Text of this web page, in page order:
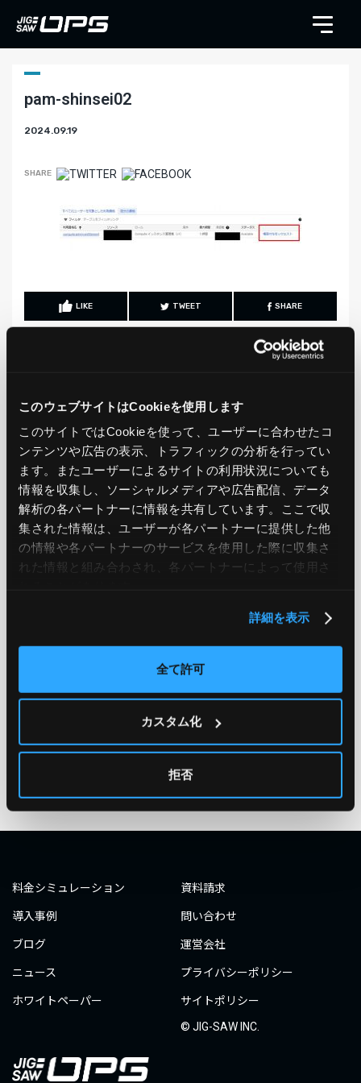
このウェブサイトはCookieを使用します
このサイトではCookieを使って、ユーザーに合わせたコ
ンテンツや広告の表示、トラフィックの分析を行ってい
ます。またユーザーによるサイトの利用状況についても
情報を収集し、ソーシャルメディアや広告配信、データ
解析の各パートナーに情報を共有しています。ここで収
集された情報は、ユーザーが各パートナーに提供した他
の情報や各パートナーのサービスを使用した際に収集さ
れた情報と組み合わされ、各パートナーによって使用さ
詳細を表示
全て許可
カスタム化
拒否
pam-shinsei02
2024.09.19
SHARE
LIKE TWEET SHARE
BACK TO LIST
CATEGORY
AWS GCP Azure ON PREMISE
#AWS re:Invent 2019
#○○してみた
#自動化 #エンジニア
#エンジニア
#ダミー
料金シミュレーション
導入事例
ブログ
ニュース
ホワイトペーパー
資料請求
問い合わせ
運営会社
プライバシーポリシー
サイトポリシー
© JIG-SAW INC.